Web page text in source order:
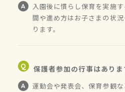
入園後に慣らし保育を実施
間や進め方はお子さまの状
ります。
保護者参加の行事はありま
運動会や発表会、保育参観